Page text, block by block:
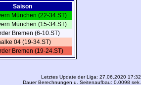
Saison
München (22-34.ST)
München (15-34.ST)
Bremen (6-10.ST)
04 (19-34.ST)
Bremen (19-24.ST)
Letztes Update der Liga: 27.06.2020 17:32
Dauer Berechnungen u. Seitenaufbau: 0.0098 sek.